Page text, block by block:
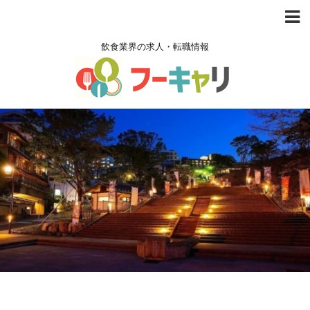
飲食業界の求人・転職情報